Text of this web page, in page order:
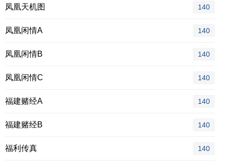
凤凰天机图 140
凤凰闲情A 140
凤凰闲情B 140
凤凰闲情C 140
福建赌经A 140
福建赌经B 140
福利传真 140